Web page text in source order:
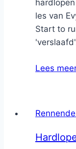
les van
Start to
Lees